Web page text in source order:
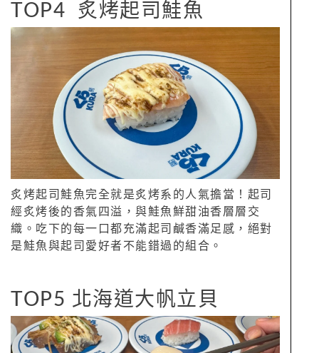
TOP4 炙烤起司鮭魚
炙烤起司鮭魚完全就是炙烤系的人氣擔當！起司
經炙烤後的香氣四溢，與鮭魚鮮甜油香層層交
織。吃下的每一口都充滿起司鹹香滿足感，絕對
是鮭魚與起司愛好者不能錯過的組合。
TOP5 北海道大帆立貝